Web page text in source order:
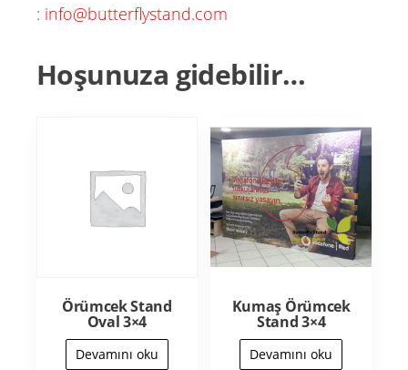
: info@butterflystand.com
Hoşunuza gidebilir…
Örümcek Stand
Oval 3×4
Devamını oku
Kumaş Örümcek
Stand 3×4
Devamını oku